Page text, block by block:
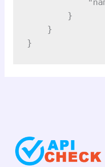
        }
    }
}